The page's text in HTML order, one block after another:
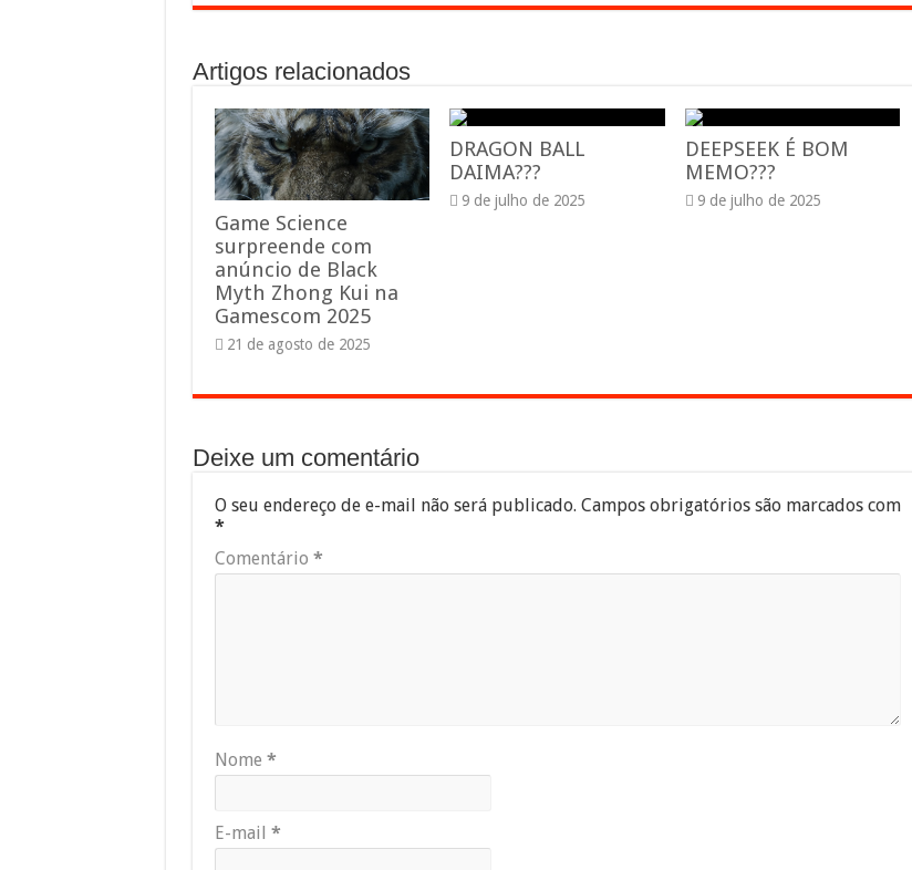
Artigos relacionados
Game Science
surpreende com
anúncio de Black
Myth Zhong Kui na
Gamescom 2025
21 de agosto de 2025
DRAGON BALL
DAIMA???
9 de julho de 2025
DEEPSEEK É BOM
MEMO???
9 de julho de 2025
Deixe um comentário
O seu endereço de e-mail não será publicado. Campos obrigatórios são marcados com
*
Comentário *
Nome *
E-mail *